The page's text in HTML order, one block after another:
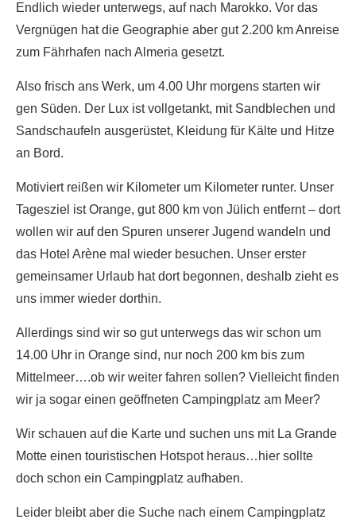
Endlich wieder unterwegs, auf nach Marokko. Vor das
Vergnügen hat die Geographie aber gut 2.200 km Anreise
zum Fährhafen nach Almeria gesetzt.
Also frisch ans Werk, um 4.00 Uhr morgens starten wir
gen Süden. Der Lux ist vollgetankt, mit Sandblechen und
Sandschaufeln ausgerüstet, Kleidung für Kälte und Hitze
an Bord.
Motiviert reißen wir Kilometer um Kilometer runter. Unser
Tagesziel ist Orange, gut 800 km von Jülich entfernt – dort
wollen wir auf den Spuren unserer Jugend wandeln und
das Hotel Arène mal wieder besuchen. Unser erster
gemeinsamer Urlaub hat dort begonnen, deshalb zieht es
uns immer wieder dorthin.
Allerdings sind wir so gut unterwegs das wir schon um
14.00 Uhr in Orange sind, nur noch 200 km bis zum
Mittelmeer….ob wir weiter fahren sollen? Vielleicht finden
wir ja sogar einen geöffneten Campingplatz am Meer?
Wir schauen auf die Karte und suchen uns mit La Grande
Motte einen touristischen Hotspot heraus…hier sollte
doch schon ein Campingplatz aufhaben.
Leider bleibt aber die Suche nach einem Campingplatz